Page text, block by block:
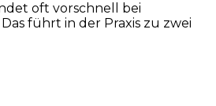
oft vorschnell bei
führt in der Praxis zu zwei